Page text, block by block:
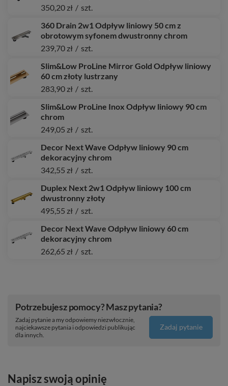
350,20 zł / szt.
360 Drain 2w1 Odpływ liniowy 50 cm z
obrotowym syfonem dwustronny chrom
239,70 zł / szt.
Slim&Low ProLine Mirror Gold Odpływ liniowy
60 cm złoty lustrzany
283,90 zł / szt.
Slim&Low ProLine Inox Odpływ liniowy 90 cm
chrom
249,05 zł / szt.
Decor Next Wave Odpływ liniowy 90 cm
dekoracyjny chrom
342,55 zł / szt.
Duplex Next 2w1 Odpływ liniowy 100 cm
dwustronny złoty
495,55 zł / szt.
Decor Next Wave Odpływ liniowy 60 cm
dekoracyjny chrom
262,65 zł / szt.
Potrzebujesz pomocy? Masz pytania?
Zadaj pytanie a my odpowiemy niezwłocznie,
najciekawsze pytania i odpowiedzi publikując
dla innych.
Zadaj pytanie
Napisz swoją opinię